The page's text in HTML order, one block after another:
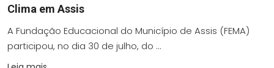
Clima em Assis
A Fundação Educacional do Município de Assis (FEMA)
participou, no dia 30 de julho, do ...